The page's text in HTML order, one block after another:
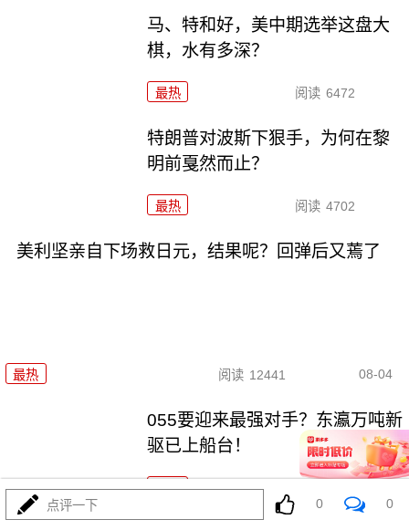
马、特和好，美中期选举这盘大
棋，水有多深？
最热 阅读 6472
特朗普对波斯下狠手，为何在黎
明前戛然而止？
最热 阅读 4702
美利坚亲自下场救日元，结果呢？回弹后又蔫了
最热 阅读 12441 08-04
055要迎来最强对手？东瀛万吨新
驱已上船台！
最热
点评一下 0 0